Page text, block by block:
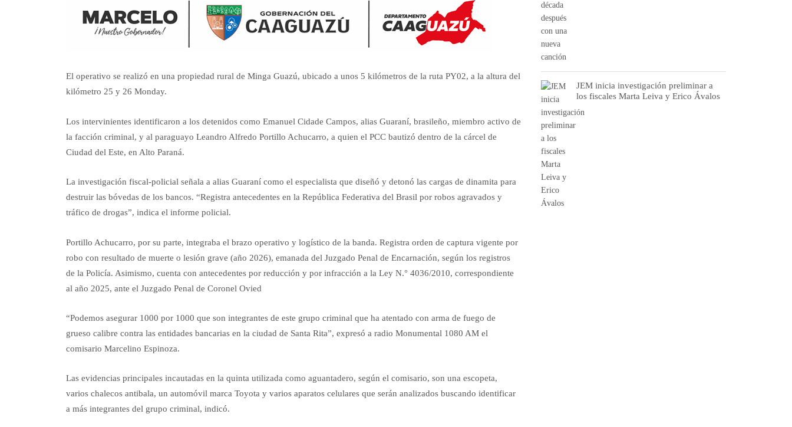
El operativo se realizó en una propiedad rural de Minga Guazú, ubicado a unos 5 kilómetros de la ruta PY02, a la altura del
kilómetro 25 y 26 Monday.
Los intervinientes identificaron a los detenidos como Emanuel Cidade Campos, alias Guaraní, brasileño, miembro activo de
la facción criminal, y al paraguayo Leandro Alfredo Portillo Achucarro, a quien el PCC bautizó dentro de la cárcel de
Ciudad del Este, en Alto Paraná.
La investigación fiscal-policial señala a alias Guaraní como el especialista que diseñó y detonó las cargas de dinamita para
destruir las bóvedas de los bancos. “Registra antecedentes en la República Federativa del Brasil por robos agravados y
tráfico de drogas”, indica el informe policial.
Portillo Achucarro, por su parte, integraba el brazo operativo y logístico de la banda. Registra orden de captura vigente por
robo con resultado de muerte o lesión grave (año 2026), emanada del Juzgado Penal de Encarnación, según los registros
de la Policía. Asimismo, cuenta con antecedentes por reducción y por infracción a la Ley N.° 4036/2010, correspondiente
al año 2025, ante el Juzgado Penal de Coronel Ovied
“Podemos asegurar 1000 por 1000 que son integrantes de este grupo criminal que ha atentado con arma de fuego de
grueso calibre contra las entidades bancarias en la ciudad de Santa Rita”, expresó a radio Monumental 1080 AM el
comisario Marcelino Espinoza.
Las evidencias principales incautadas en la quinta utilizada como aguantadero, según el comisario, son una escopeta,
varios chalecos antibala, un automóvil marca Toyota y varios aparatos celulares que serán analizados buscando identificar
a más integrantes del grupo criminal, indicó.
JEM inicia investigación preliminar a
los fiscales Marta Leiva y Erico Ávalos